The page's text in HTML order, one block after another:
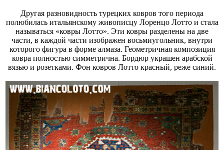
Другая разновидность турецких ковров того периода
полюбилась итальянскому живописцу Лоренцо Лотто и стала
называться «ковры Лотто». Эти ковры разделены на две
части, в каждой части изображен восьмиугольник, внутри
которого фигура в форме алмаза. Геометричная композиция
ковра полностью симметрична. Бордюр украшен арабской
вязью и розетками. Фон ковров Лотто красный, реже синий.